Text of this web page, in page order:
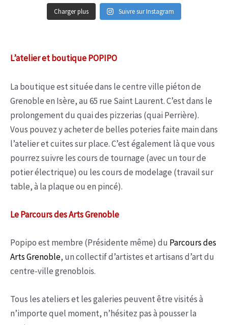
Charger plus Suivre sur Instagram
L’atelier et boutique POPIPO
La boutique est située dans le centre ville piéton de
Grenoble en Isère, au 65 rue Saint Laurent. C’est dans le
prolongement du quai des pizzerias (quai Perrière).
Vous pouvez y acheter de belles poteries faite main dans
l’atelier et cuites sur place. C’est également là que vous
pourrez suivre les cours de tournage (avec un tour de
potier électrique) ou les cours de modelage (travail sur
table, à la plaque ou en pincé).
Le Parcours des Arts Grenoble
Popipo est membre (Présidente même) du Parcours des
Arts Grenoble, un collectif d’artistes et artisans d’art du
centre-ville grenoblois.
Tous les ateliers et les galeries peuvent être visités à
n’importe quel moment, n’hésitez pas à pousser la